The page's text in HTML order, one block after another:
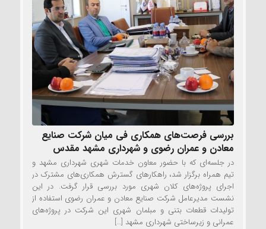
بررسی فرصت‌های همکاری فی میان شرکت صنایع
معادن و عمران رضوی و شهرداری مشهد مقدس
در جلسه‌ای که با حضور معاون خدمات شهری شهرداری مشهد و
تیم همراه برگزار شد، راهکارهای گسترش همکاری‌های مشترک در
اجرای پروژه‌های کلان شهری مورد بررسی قرار گرفت. در این
نشست مدیرعامل شرکت صنایع معادن و عمران رضوی استفاده از
تولیدات قطعات بتنی و مبلمان شهری این شرکت در پروژه‌های
عمرانی و زیرساختی شهرداری مشهد […]